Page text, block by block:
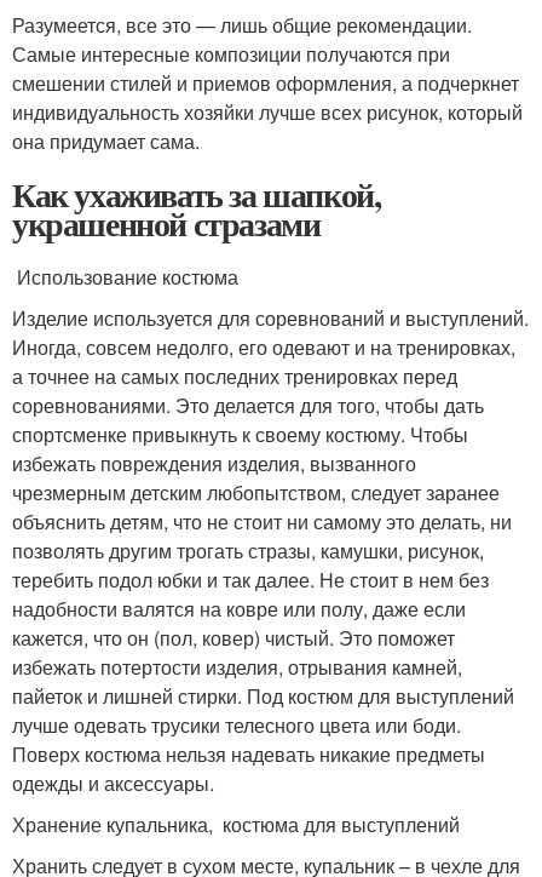
Разумеется, все это — лишь общие рекомендации.
Самые интересные композиции получаются при
смешении стилей и приемов оформления, а подчеркнет
индивидуальность хозяйки лучше всех рисунок, который
она придумает сама.
Как ухаживать за шапкой,
украшенной стразами
Использование костюма
Изделие используется для соревнований и выступлений.
Иногда, совсем недолго, его одевают и на тренировках,
а точнее на самых последних тренировках перед
соревнованиями. Это делается для того, чтобы дать
спортсменке привыкнуть к своему костюму. Чтобы
избежать повреждения изделия, вызванного
чрезмерным детским любопытством, следует заранее
объяснить детям, что не стоит ни самому это делать, ни
позволять другим трогать стразы, камушки, рисунок,
теребить подол юбки и так далее. Не стоит в нем без
надобности валятся на ковре или полу, даже если
кажется, что он (пол, ковер) чистый. Это поможет
избежать потертости изделия, отрывания камней,
пайеток и лишней стирки. Под костюм для выступлений
лучше одевать трусики телесного цвета или боди.
Поверх костюма нельзя надевать никакие предметы
одежды и аксессуары.
Хранение купальника, костюма для выступлений
Хранить следует в сухом месте, купальник – в чехле для